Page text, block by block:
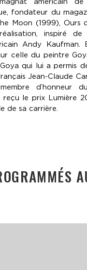
fondateur du
Moon (1999), Ours
inspiré
Andy Kaufman.
celle du peintre
qui lui a permis
Jean-Claude
d’honneur
reçu le prix Lumière
de sa carrière.